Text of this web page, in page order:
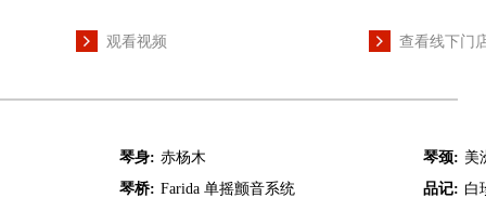
观看视频 查看线下门
琴身: 赤杨木 琴颈: 美
琴桥: Farida 单摇颤音系统 品记: 白